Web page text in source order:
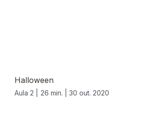
Halloween
Aula 2 | 26 min. | 30 out. 2020